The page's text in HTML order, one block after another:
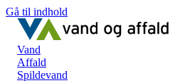
Gå til indhold
Vand
Affald
Spildevand